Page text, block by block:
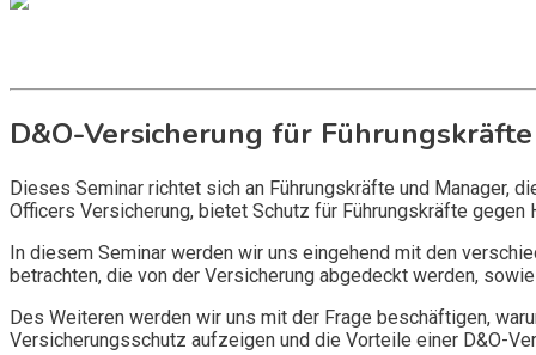
D&O-Versicherung für
Dieses Seminar richtet sich an Führungskräfte und Manager,
Officers Versicherung, bietet Schutz für Führungskräfte
In diesem Seminar werden wir uns eingehend mit den
betrachten, die von der Versicherung abgedeckt werden,
Des Weiteren werden wir uns mit der Frage beschäftigen,
Versicherungsschutz aufzeigen und die Vorteile einer D&O-